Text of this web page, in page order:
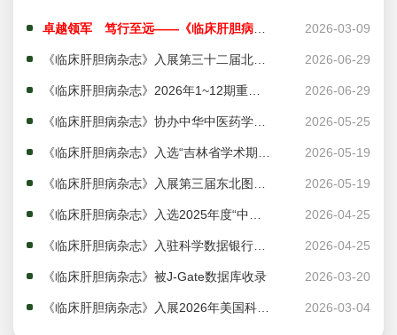
卓越领军 笃行至远——《临床肝胆病杂志》2026年主编致辞 2026-03-09
《临床肝胆病杂志》入展第三十二届北京国际图书博览会（BIBF）“2026 BIBF 精品期刊展” 2026-06-29
《临床肝胆病杂志》2026年1~12期重点号选题及各期执行主编 2026-06-29
《临床肝胆病杂志》协办中华中医药学会第二十七次中医肝胆病学术会议“期刊-读者面对面”单元 2026-05-25
《临床肝胆病杂志》入选“吉林省学术期刊促进社会经济发展成果转化成效案例·入库案例” 2026-05-19
《临床肝胆病杂志》入展第三届东北图书交易博览会“精品期刊联展&期刊文化创意产品精品联展” 2026-05-19
《临床肝胆病杂志》入选2025年度“中国应用型核心期刊” 2026-04-25
《临床肝胆病杂志》入驻科学数据银行（ScienceDB） 2026-04-25
《临床肝胆病杂志》被J-Gate数据库收录 2026-03-20
《临床肝胆病杂志》入展2026年美国科学促进会（AAAS）年会“中国优秀科技期刊展” 2026-03-04